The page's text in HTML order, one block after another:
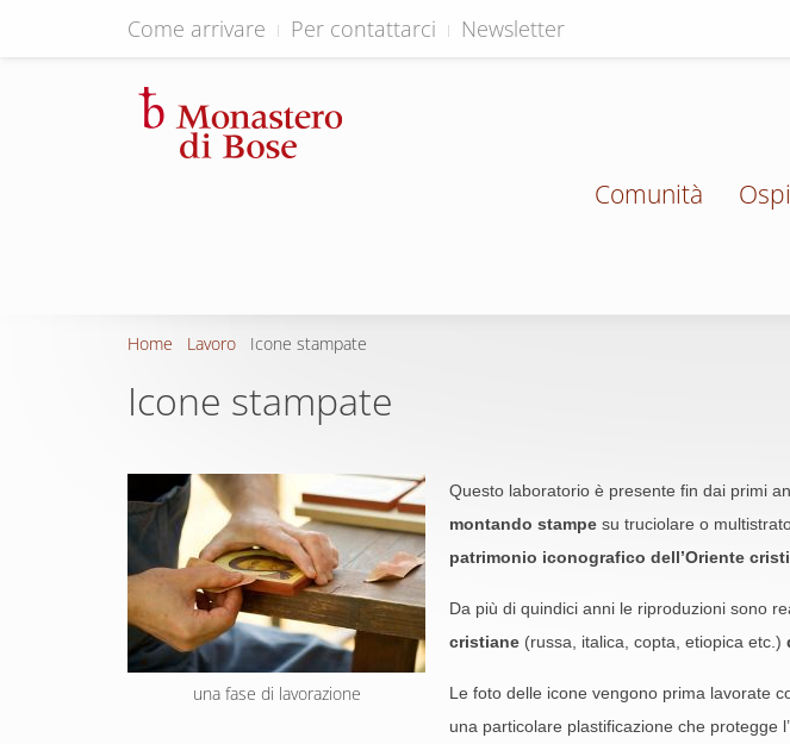
Come arrivare Per contattarci Newsletter
Comunità
Home Lavoro Icone stampate
Icone stampate
una fase di lavorazione
Questo laboratorio è presente fin dai primi
montando stampe su truciolare o
patrimonio iconografico dell’Oriente
Da più di quindici anni le riproduzioni sono
cristiane (russa, italica, copta, etiopica etc.)
Le foto delle icone vengono prima lavorate
una particolare plastificazione che protegge